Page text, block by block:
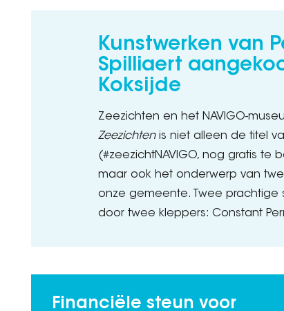
Kunstwerken van
Spilliaert
Koksijde
Zeezichten en het NAVIGO-
Zeezichtenis niet alleen de titel
(#zeezichtNAVIGO, nog gratis te
maar ook het onderwerp van
onze gemeente. Twee prachtige
door twee kleppers: Constant
Financiële steun voor